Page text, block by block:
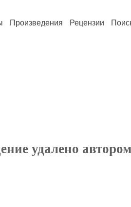
Произведения Рецензии
удалено автором